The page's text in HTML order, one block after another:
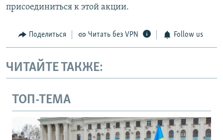
присоединиться к этой акции.
Поделиться Читать без VPN Follow us
ЧИТАЙТЕ ТАКЖЕ:
ТОП-ТЕМА